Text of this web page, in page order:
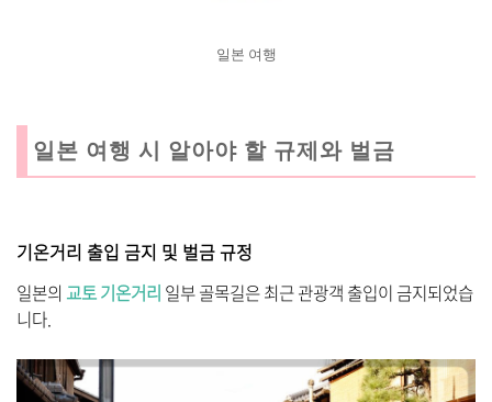
일본 여행
일본 여행 시 알아야 할 규제와 벌금
기온거리 출입 금지 및 벌금 규정
일본의 교토 기온거리 일부 골목길은 최근 관광객 출입이 금지되었습
니다.